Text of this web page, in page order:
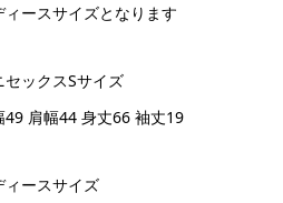
ィースサイズとなります
セックスSサイズ
49 肩幅44 身丈66 袖丈19
ィースサイズ